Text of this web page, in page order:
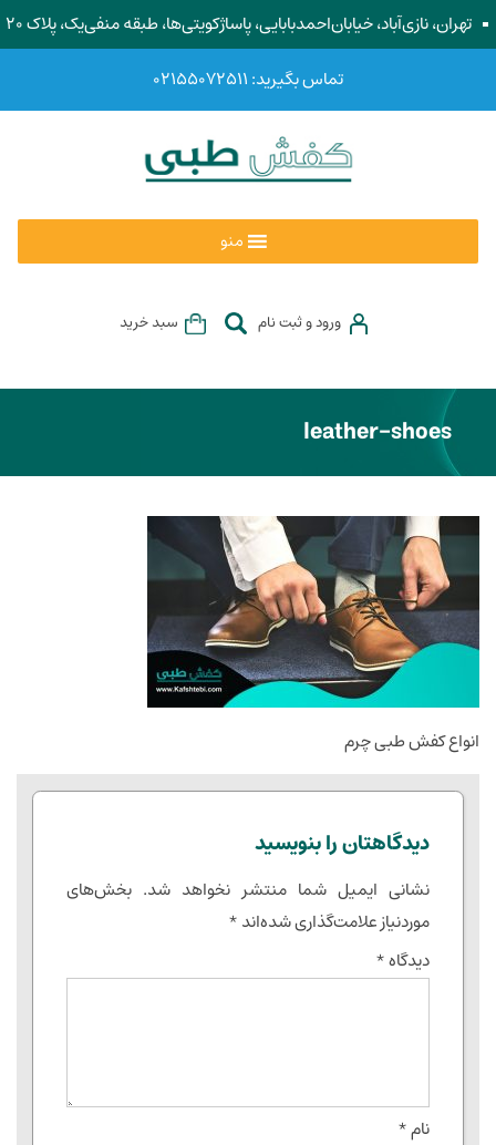
تهران، نازی‌آباد، خیابان‌احمد‌بابایی، پاساژ‌کویتی‌ها، طبقه منفی‌یک، پلاک ۲۰
تماس بگیرید: ۰۲۱۵۵۰۷۲۵۱۱
منو
ورود و ثبت نام سبد خرید
leather-shoes
انواع کفش طبی چرم
دیدگاهتان را بنویسید
نشانی ایمیل شما منتشر نخواهد شد. بخش‌های
موردنیاز علامت‌گذاری شده‌اند*
دیدگاه*
نام*